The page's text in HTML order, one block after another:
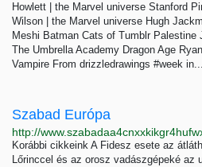
Howlett | the Marvel universe Stanford
Wilson | the Marvel universe Hugh
Meshi Batman Cats of Tumblr Palestine
The Umbrella Academy Dragon Age
Vampire From drizzledrawings #week in...
Szabad Európa
Korábbi cikkeink A Fidesz esete az
Lőrinccel és az orosz vadászgépeké az